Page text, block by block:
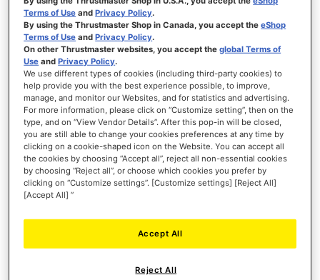
249,99 €
AJOUTER AU PANIER
AJOUTER
AUX
FAVORIS
VOIR
Terms of Use andPrivacy Policy.
By using the Thrustmaster Shop in Canada, you accept theeShop
Terms of Use andPrivacy Policy.
On other Thrustmaster websites, you accept theglobal Terms of
Use andPrivacy Policy.
We use different types of cookies (including third-party cookies) to
help provide you with the best experience possible, to improve,
manage, and monitor our Websites, and for statistics and advertising.
For more information, please click on “Customize setting”, then on the
type, and on “View Vendor Details”. After this pop-in will be closed,
you are still able to change your cookies preferences at any time by
clicking on a cookie-shaped icon on the Website. You can accept all
the cookies by choosing “Accept all”, reject all non-essential cookies
by choosing “Reject all”, or choose which cookies you prefer by
clicking on “Customize settings”. [Customize settings] [Reject All]
[Accept All] ”
Reject All
Accept All